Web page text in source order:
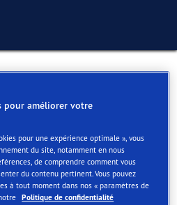
et en magasin
pour améliorer votre
pour une expérience optimale », vous
du site, notamment en nous
de comprendre comment vous
du contenu pertinent. Vous pouvez
à tout moment dans nos « paramètres de
Politique de confidentialité